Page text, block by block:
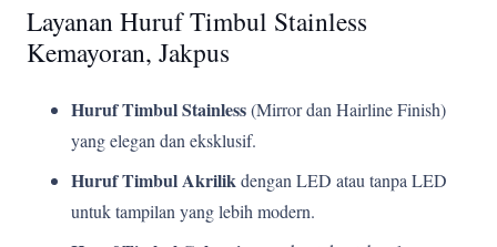
Layanan Huruf Timbul Stainless
Kemayoran, Jakpus
Huruf Timbul Stainless(Mirror dan Hairline Finish)
yang elegan dan eksklusif.
Huruf Timbul Akrilikdengan LED atau tanpa LED
untuk tampilan yang lebih modern.